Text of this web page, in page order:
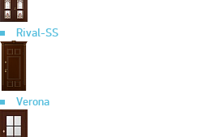
Rival-SS
Verona